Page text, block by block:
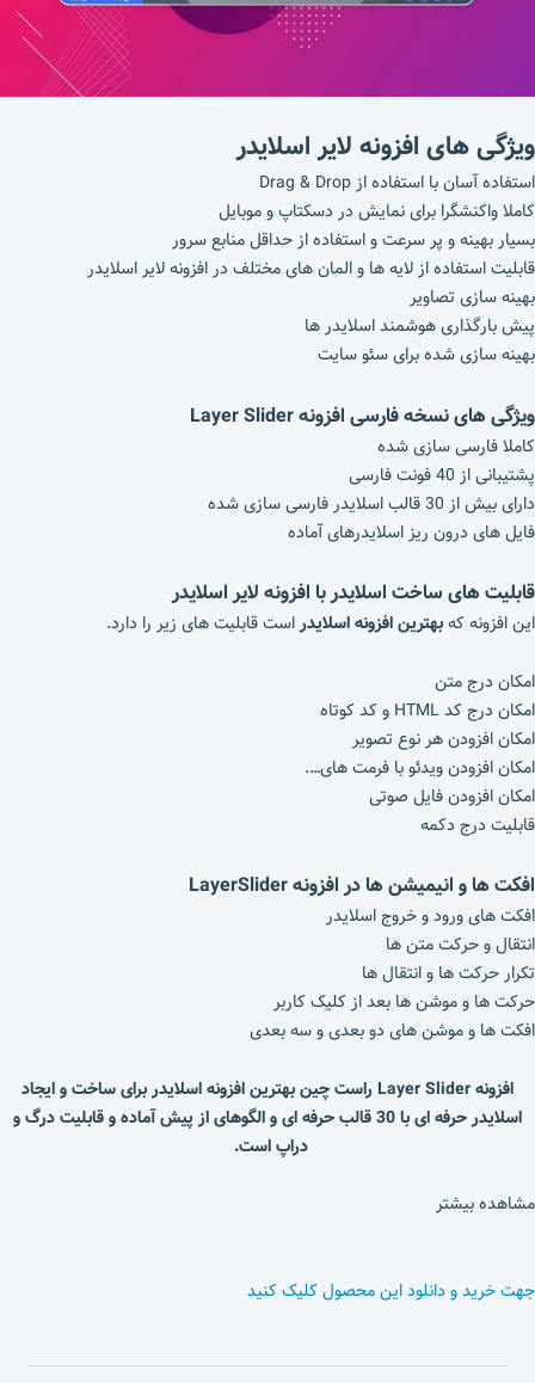
ویژگی های افزونه لایر اسلایدر
استفاده آسان با استفاده از Drag & Drop
کاملا واکنشگرا برای نمایش در دسکتاپ و موبایل
بسیار بهینه و پر سرعت و استفاده از حداقل منابع سرور
قابلیت استفاده از لایه ها و المان های مختلف در افزونه لایر اسلایدر
بهینه سازی تصاویر
پیش بارگذاری هوشمند اسلایدر ها
بهینه سازی شده برای سئو سایت
ویژگی های نسخه فارسی افزونه Layer Slider
کاملا فارسی سازی شده
پشتیبانی از 40 فونت فارسی
دارای بیش از 30 قالب اسلایدر فارسی سازی شده
فایل های درون ریز اسلایدرهای آماده
قابلیت های ساخت اسلایدر با افزونه لایر اسلایدر
این افزونه کهبهترین افزونه اسلایدراست قابلیت های زیر را دارد.
امکان درج متن
امکان درج کد HTML و کد کوتاه
امکان افزودن هر نوع تصویر
امکان افزودن ویدئو با فرمت های….
امکان افزودن فایل صوتی
قابلیت درج دکمه
افکت ها و انیمیشن ها در افزونهLayerSlider
افکت های ورود و خروج اسلایدر
انتقال و حرکت متن ها
تکرار حرکت ها و انتقال ها
حرکت ها و موشن ها بعد از کلیک کاربر
افکت ها و موشن های دو بعدی و سه بعدی
افزونه Layer Slider راست چین بهترین افزونه اسلایدر برای ساخت و ایجاد
اسلایدر حرفه ای با 30 قالب حرفه ای و الگوهای از پیش آماده و قابلیت درگ و
دراپ است.
مشاهده بیشتر
جهت خرید و دانلود این محصول کلیک کنید